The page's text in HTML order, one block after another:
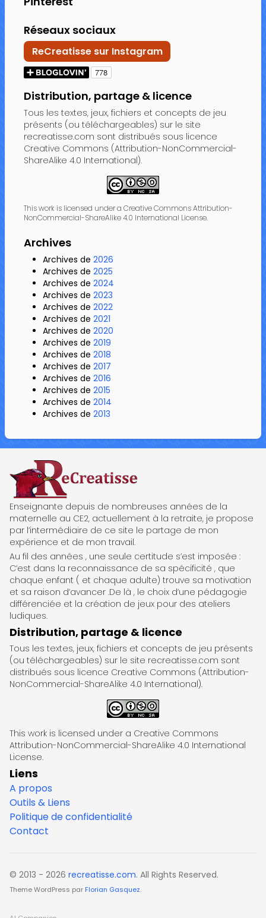
Réseaux sociaux
ReCreatisse sur Instagram
Distribution, partage & licence
Tous les textes, jeux, fichiers et concepts de jeu
présents (ou téléchargeables) sur le site
recreatisse.com sont distribués sous licence
Creative Commons (Attribution-NonCommercial-
ShareAlike 4.0 International).
This work is licensed under a Creative Commons Attribution-
NonCommercial-ShareAlike 4.0 International License.
Archives
Archives de 2026
Archives de 2025
Archives de 2024
Archives de 2023
Archives de 2022
Archives de 2021
Archives de 2020
Archives de 2019
Archives de 2018
Archives de 2017
Archives de 2016
Archives de 2015
Archives de 2014
Archives de 2013
ReCreatisse
Enseignante depuis de nombreuses années de la
maternelle au CE2, actuellement à la retraite, je propose
par l’intermédiaire de ce site le partage de mon
expérience et de mon travail.
Au fil des années , une seule certitude s’est imposée :
C’est dans la reconnaissance de sa spécificité , que
chaque enfant ( et chaque adulte) trouve sa motivation
et sa raison d’avancer .De là , le choix d’une pédagogie
différenciée et la création de jeux pour des ateliers
ludiques.
Distribution, partage & licence
Tous les textes, jeux, fichiers et concepts de jeu présents
(ou téléchargeables) sur le site recreatisse.com sont
distribués sous licence Creative Commons (Attribution-
NonCommercial-ShareAlike 4.0 International).
This work is licensed under a Creative Commons
Attribution-NonCommercial-ShareAlike 4.0 International
License.
Liens
A propos
Outils & Liens
Politique de confidentialité
Contact
© 2013 - 2026 recreatisse.com. All Rights Reserved.
Theme WordPress par Florian Gasquez.